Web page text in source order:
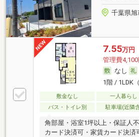
千葉県旭
7.55万円
管理費4,100
なし
1階 / 1LDK
敷金なし 一人暮らし
バス・トイレ別
駐車場(近隣
角部屋・浴室1坪以上・保証人
カード決済可・家賃カード決済